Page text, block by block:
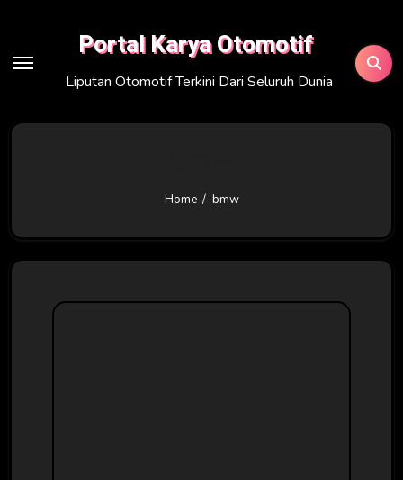
content
Portal Karya Otomotif
Liputan Otomotif Terkini Dari Seluruh Dunia
Home bmw